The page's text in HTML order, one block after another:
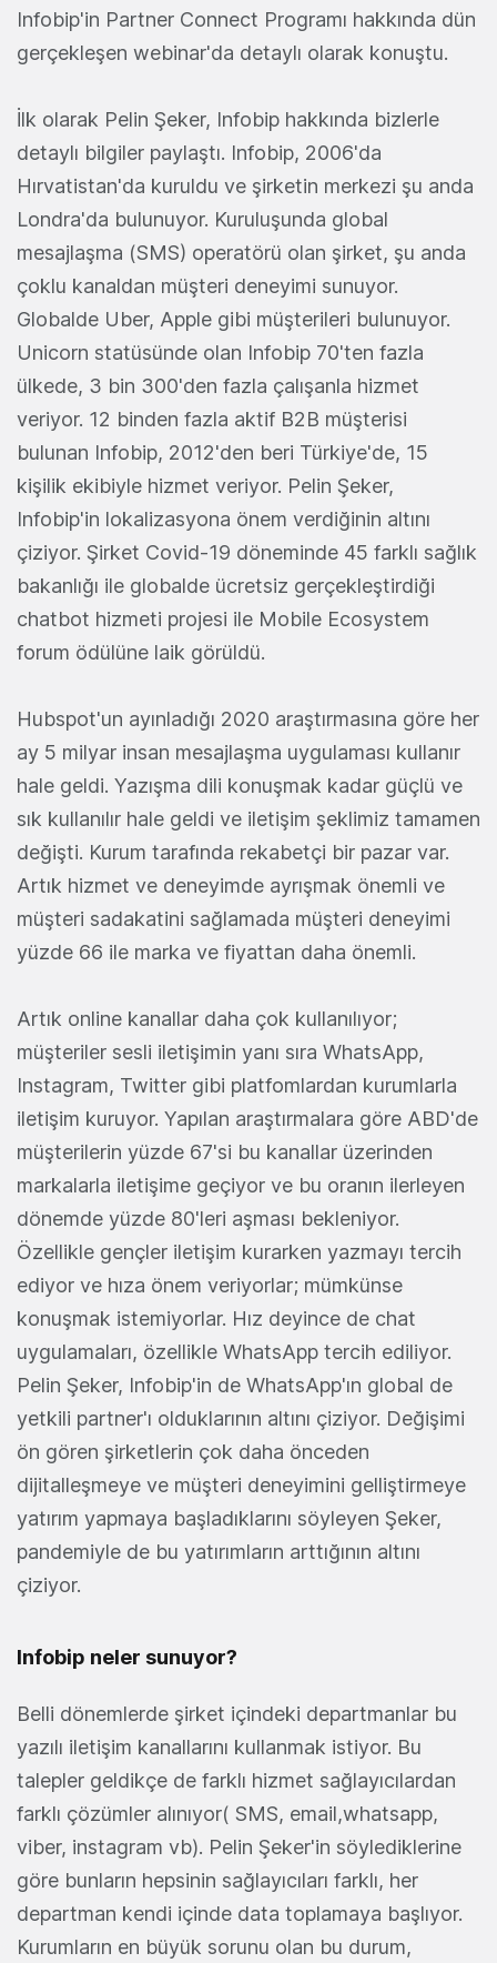
Infobip'in Partner Connect Programı hakkında dün
gerçekleşen webinar'da detaylı olarak konuştu.
İlk olarak Pelin Şeker, Infobip hakkında bizlerle
detaylı bilgiler paylaştı. Infobip, 2006'da
Hırvatistan'da kuruldu ve şirketin merkezi şu anda
Londra'da bulunuyor. Kuruluşunda global
mesajlaşma (SMS) operatörü olan şirket, şu anda
çoklu kanaldan müşteri deneyimi sunuyor.
Globalde Uber, Apple gibi müşterileri bulunuyor.
Unicorn statüsünde olan Infobip 70'ten fazla
ülkede, 3 bin 300'den fazla çalışanla hizmet
veriyor. 12 binden fazla aktif B2B müşterisi
bulunan Infobip, 2012'den beri Türkiye'de, 15
kişilik ekibiyle hizmet veriyor. Pelin Şeker,
Infobip'in lokalizasyona önem verdiğinin altını
çiziyor. Şirket Covid-19 döneminde 45 farklı sağlık
bakanlığı ile globalde ücretsiz gerçekleştirdiği
chatbot hizmeti projesi ile Mobile Ecosystem
forum ödülüne laik görüldü.
Hubspot'un ayınladığı 2020 araştırmasına göre her
ay 5 milyar insan mesajlaşma uygulaması kullanır
hale geldi. Yazışma dili konuşmak kadar güçlü ve
sık kullanılır hale geldi ve iletişim şeklimiz tamamen
değişti. Kurum tarafında rekabetçi bir pazar var.
Artık hizmet ve deneyimde ayrışmak önemli ve
müşteri sadakatini sağlamada müşteri deneyimi
yüzde 66 ile marka ve fiyattan daha önemli.
Artık online kanallar daha çok kullanılıyor;
müşteriler sesli iletişimin yanı sıra WhatsApp,
Instagram, Twitter gibi platfomlardan kurumlarla
iletişim kuruyor. Yapılan araştırmalara göre ABD'de
müşterilerin yüzde 67'si bu kanallar üzerinden
markalarla iletişime geçiyor ve bu oranın ilerleyen
dönemde yüzde 80'leri aşması bekleniyor.
Özellikle gençler iletişim kurarken yazmayı tercih
ediyor ve hıza önem veriyorlar; mümkünse
konuşmak istemiyorlar. Hız deyince de chat
uygulamaları, özellikle WhatsApp tercih ediliyor.
Pelin Şeker, Infobip'in de WhatsApp'ın global de
yetkili partner'ı olduklarının altını çiziyor. Değişimi
ön gören şirketlerin çok daha önceden
dijitalleşmeye ve müşteri deneyimini gelliştirmeye
yatırım yapmaya başladıklarını söyleyen Şeker,
pandemiyle de bu yatırımların arttığının altını
çiziyor.
Infobip neler sunuyor?
Belli dönemlerde şirket içindeki departmanlar bu
yazılı iletişim kanallarını kullanmak istiyor. Bu
talepler geldikçe de farklı hizmet sağlayıcılardan
farklı çözümler alınıyor( SMS, email,whatsapp,
viber, instagram vb). Pelin Şeker'in söylediklerine
göre bunların hepsinin sağlayıcıları farklı, her
departman kendi içinde data toplamaya başlıyor.
Kurumların en büyük sorunu olan bu durum,